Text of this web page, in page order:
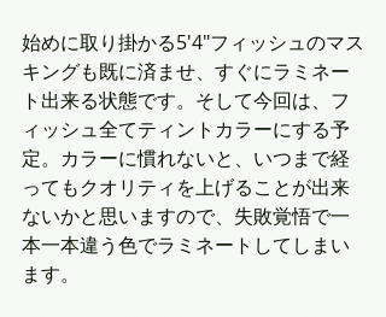
始めに取り掛かる5'4"フィッシュのマス
キングも既に済ませ、すぐにラミネー
ト出来る状態です。そして今回は、フ
ィッシュ全てティントカラーにする予
定。カラーに慣れないと、いつまで経
ってもクオリティを上げることが出来
ないかと思いますので、失敗覚悟で一
本一本違う色でラミネートしてしまい
ます。